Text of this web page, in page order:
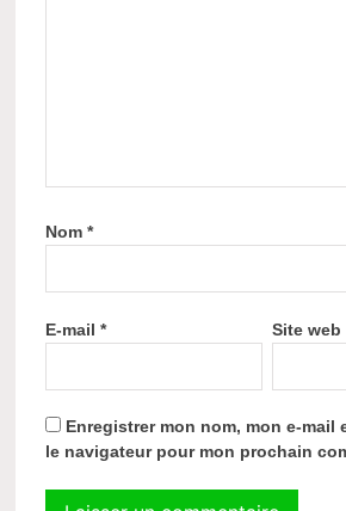
Nom*
E-mail* Site web
Enregistrer mon nom, mon e-mail
le navigateur pour mon prochain